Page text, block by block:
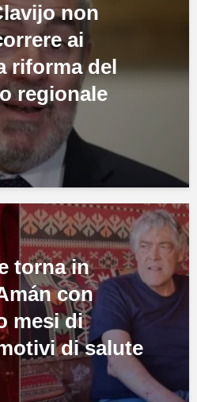
non
ai
riforma del
regionale
torna in
con
mesi di
di salute